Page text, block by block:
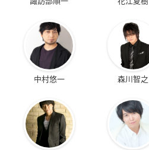
中村悠一 森川智之